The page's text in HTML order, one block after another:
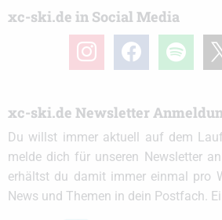
xc-ski.de in Social Media
instagramfacebook spotify
xc-ski.de Newsletter
Du willst immer aktuell auf dem
melde dich für unseren Newsletter
erhältst du damit immer einmal pro
News und Themen in dein Postfach.